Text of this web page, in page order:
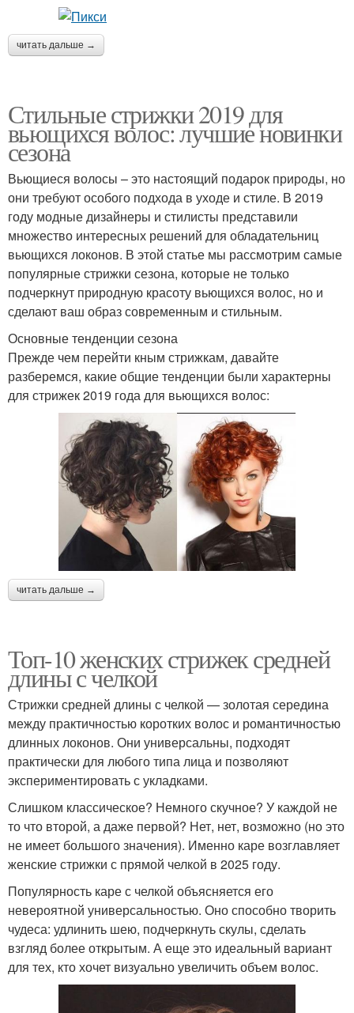
читать дальше →
Стильные стрижки 2019 для
вьющихся волос: лучшие новинки
сезона
Вьющиеся волосы – это настоящий подарок природы, но
они требуют особого подхода в уходе и стиле. В 2019
году модные дизайнеры и стилисты представили
множество интересных решений для обладательниц
вьющихся локонов. В этой статье мы рассмотрим самые
популярные стрижки сезона, которые не только
подчеркнут природную красоту вьющихся волос, но и
сделают ваш образ современным и стильным.
Основные тенденции сезона
Прежде чем перейти кным стрижкам, давайте
разберемся, какие общие тенденции были характерны
для стрижек 2019 года для вьющихся волос:
читать дальше →
Топ-10 женских стрижек средней
длины с челкой
Стрижки средней длины с челкой — золотая середина
между практичностью коротких волос и романтичностью
длинных локонов. Они универсальны, подходят
практически для любого типа лица и позволяют
экспериментировать с укладками.
Слишком классическое? Немного скучное? У каждой не
то что второй, а даже первой? Нет, нет, возможно (но это
не имеет большого значения). Именно каре возглавляет
женские стрижки с прямой челкой в 2025 году.
Популярность каре с челкой объясняется его
невероятной универсальностью. Оно способно творить
чудеса: удлинить шею, подчеркнуть скулы, сделать
взгляд более открытым. А еще это идеальный вариант
для тех, кто хочет визуально увеличить объем волос.